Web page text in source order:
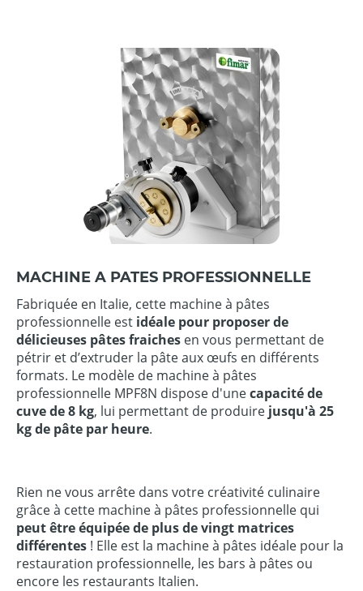
MACHINE A PATES PROFESSIONNELLE
Fabriquée en Italie, cette machine à pâtes
professionnelle est idéale pour proposer de
délicieuses pâtes fraiches en vous permettant de
pétrir et d’extruder la pâte aux œufs en différents
formats. Le modèle de machine à pâtes
professionnelle MPF8N dispose d'unecapacité de
cuve de 8 kg, lui permettant de produire jusqu'à 25
kg de pâte par heure.
Rien ne vous arrête dans votre créativité culinaire
grâce à cette machine à pâtes professionnelle qui
peut être équipée de plus de vingt matrices
différentes ! Elle est la machine à pâtes idéale pour la
restauration professionnelle, les bars à pâtes ou
encore les restaurants Italien.